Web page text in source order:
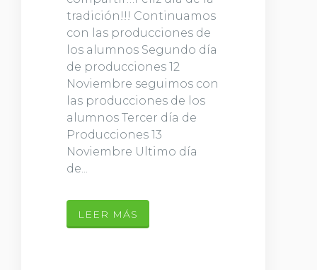
tradición!!! Continuamos
con las producciones de
los alumnos Segundo día
de producciones 12
Noviembre seguimos con
las producciones de los
alumnos Tercer día de
Producciones 13
Noviembre Ultimo día
de...
LEER MÁS